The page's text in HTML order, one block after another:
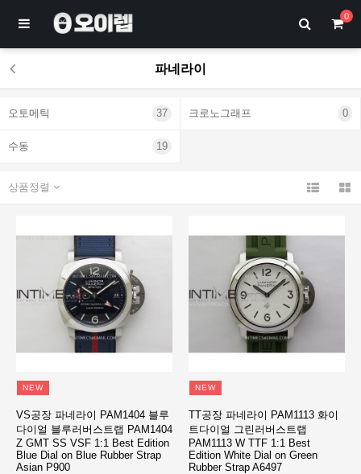
0
파네라이
오토메틱 37 크로노그래프 0
수동 19
상품정렬
NEW
VS공장 파네라이 PAM1404 블루
다이얼 블루러버스트랩 PAM1404
Z GMT SS VSF 1:1 Best Edition
Blue Dial on Blue Rubber Strap
Asian P900
NEW
TT공장 파네라이 PAM1113 화이
트다이얼 그린러버스트랩
PAM1113 W TTF 1:1 Best
Edition White Dial on Green
Rubber Strap A6497